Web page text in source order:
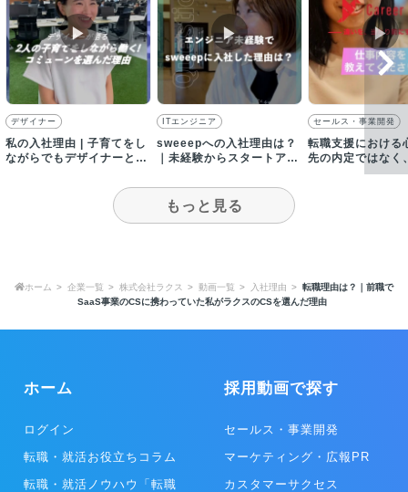
▶︎
デザイナー
私の入社理由 | 子育てをし
ながらでもデザイナーとし
▶︎
ITエンジニア
sweeepへの入社理由は？
｜未経験からスタートアッ
ケ
▶︎
セールス・事業開発
転職支援における
先の内定ではなく
の活躍がゴール
もっと見る
ホーム 企業一覧 株式会社ラクス 動画一覧 入社理由
転職理由は？｜前職で
SaaS事業のCSに携わっていた私がラクスのCSを選んだ理由
ホーム
ログイン
転職・就活お役立ちコラム
転職・就活ノウハウ「転職
採用動画で探す
セールス・事業開発
マーケティング・広報PR
カスタマーサクセス